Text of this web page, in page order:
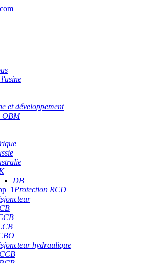
et développement
OBM
DB
Protection RCD
hydraulique